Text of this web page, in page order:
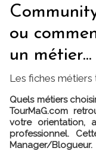
ou
un métier...
Les fiches
Quels métiers
TourMaG.com
votre orientation,
professionnel.
Manager/Blogueur.